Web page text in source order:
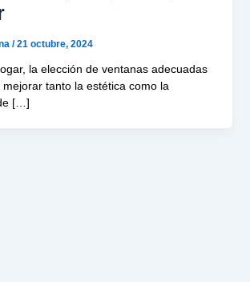
/21 octubre, 2024
la elección de ventanas adecuadas
tanto la estética como la
[…]